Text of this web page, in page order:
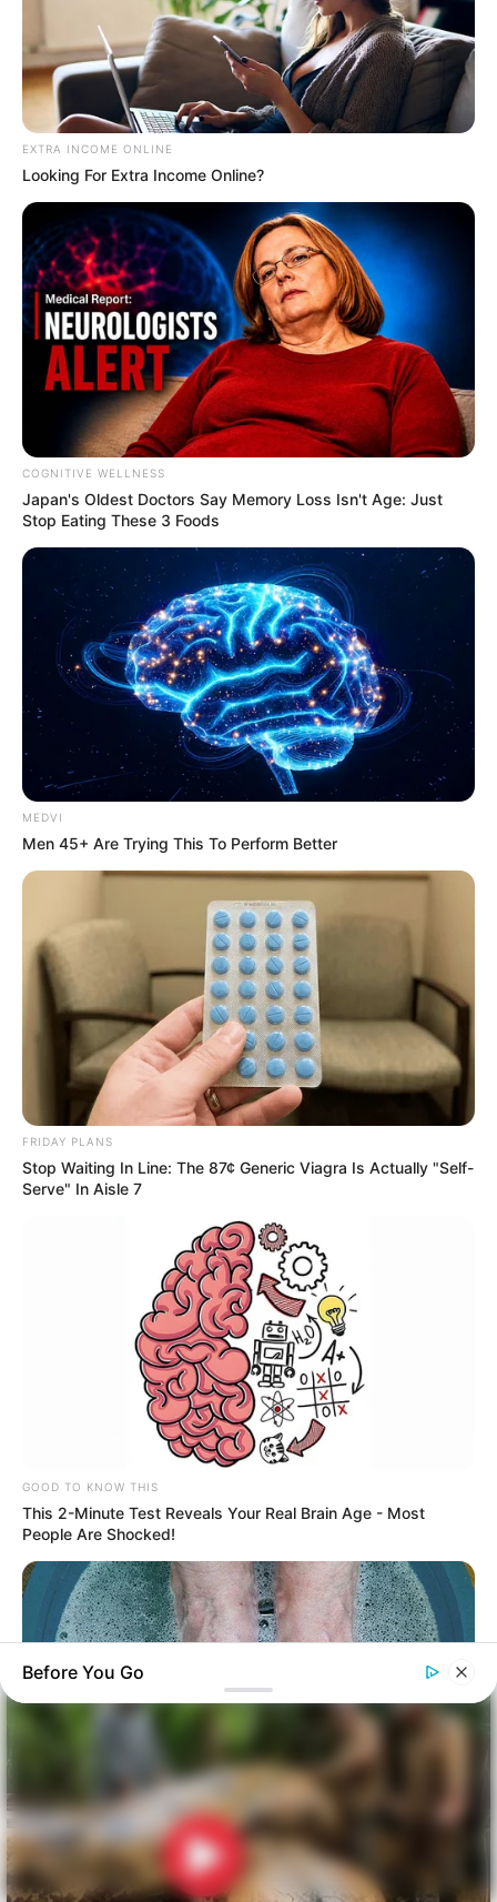
EXTRA INCOME ONLINE
Looking For Extra Income Online?
COGNITIVE WELLNESS
Japan's Oldest Doctors Say Me​mory Lo​ss Isn't Age: Just
Stop Eating These 3 Foods
MEDVI
Men 45+ Are Trying This To Perform Better
FRIDAY PLANS
Stop Waiting In Line: The 87¢ Generic Viagra Is Actually "Self-
Serve" In Aisle 7
GOOD TO KNOW THIS
This 2-Minute Test Reveals Your Real Brain Age - Most
People Are Shocked!
What Happens After A Vinegar Foot Soak
Before You Go